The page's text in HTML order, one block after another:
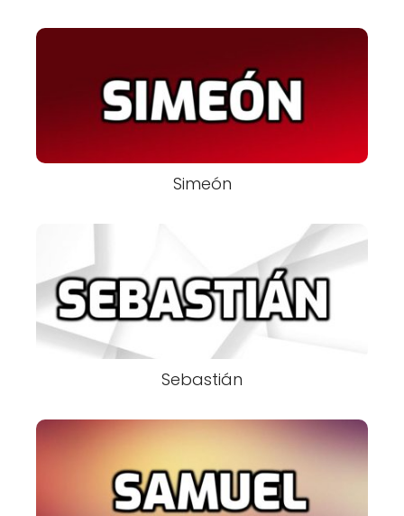
Simeón
Sebastián